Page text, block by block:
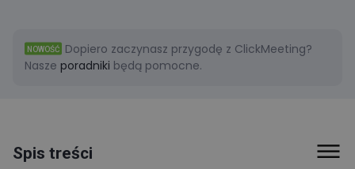
NOWOŚĆ
Dopiero zaczynasz przygodę z ClickMeeting?
Nasze poradniki będą pomocne.
Spis treści